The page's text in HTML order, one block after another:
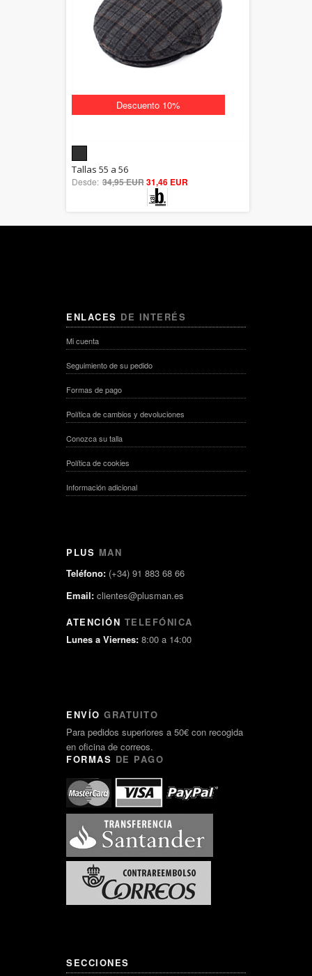
Descuento 10%
out of 5
Tallas 55 a 56
Desde: 34,95 EUR31,46 EUR
ENLACES DE INTERÉS
Mi cuenta
Seguimiento de su pedido
Formas de pago
Política de cambios y devoluciones
Conozca su talla
Política de cookies
Información adicional
PLUS MAN
Teléfono: (+34) 91 883 68 66
Email: clientes@plusman.es
ATENCIÓN TELEFÓNICA
Lunes a Viernes: 8:00 a 14:00
ENVÍO GRATUITO
Para pedidos superiores a 50€ con recogida
en oficina de correos.
FORMAS DE PAGO
SECCIONES